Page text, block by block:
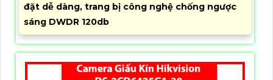
đặt dễ dàng, trang bị công nghệ chống ngược
sáng DWDR 120db